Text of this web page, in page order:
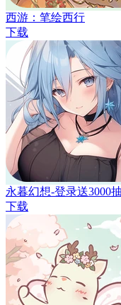
西游：笔绘西行
下载
永暮幻想-登录送3000抽
下载